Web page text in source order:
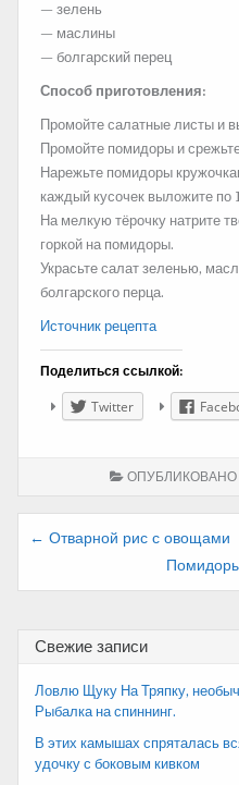
— зелень
— маслины
— болгарский перец
Способ приготовления:
Промойте салатные листы и
Промойте помидоры и
Нарежьте помидоры
каждый кусочек выложите по
На мелкую тёрочку натрите
горкой на помидоры.
Украсьте салат зеленью,
болгарского перца.
Источник рецепта
Поделиться ссылкой:
Twitter
ОПУБЛИКОВАНО
Навигация
← Отварной рис с овощами
Свежие записи
Ловлю Щуку На Тряпку,
Рыбалка на спиннинг.
В этих камышах спряталась
удочку с боковым кивком